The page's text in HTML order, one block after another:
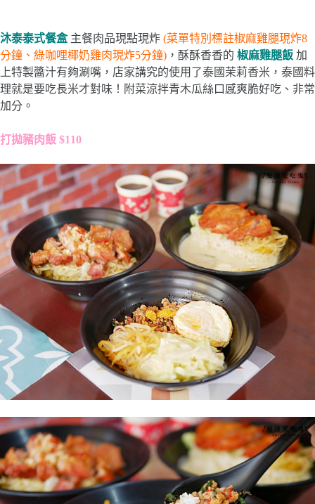
沐泰泰式餐盒主餐肉品現點現炸 (菜單特別標註椒麻雞腿現炸8
分鐘、綠咖哩椰奶雞肉現炸5分鐘) ，酥酥香香的 椒麻雞腿飯 加
上特製醬汁有夠涮嘴，店家講究的使用了泰國茉莉香米，泰國料
理就是要吃長米才對味！附菜涼拌青木瓜絲口感爽脆好吃、非常
加分。
打拋豬肉飯 $110